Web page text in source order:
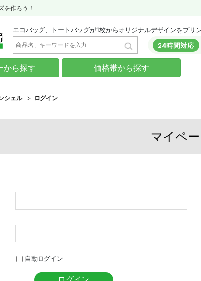
を作ろう！
エコバッグ、トートバッグが1枚からオリジナルデザインをプリ
24時間対応
から探す 価格帯から探す
シェル ログイン
マイペ
自動ログイン